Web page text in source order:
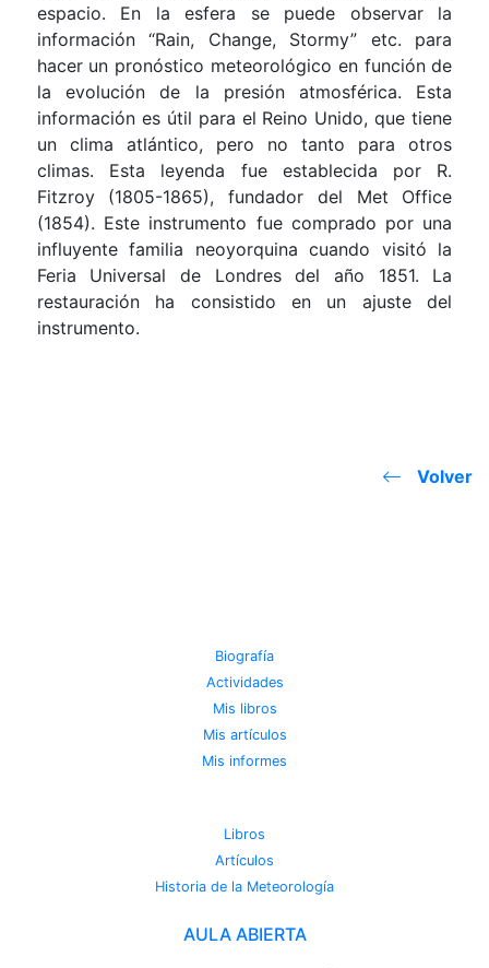
espacio. En la esfera se puede observar la
información “Rain, Change, Stormy” etc. para
hacer un pronóstico meteorológico en función de
la evolución de la presión atmosférica. Esta
información es útil para el Reino Unido, que tiene
un clima atlántico, pero no tanto para otros
climas. Esta leyenda fue establecida por R.
Fitzroy (1805-1865), fundador del Met Office
(1854). Este instrumento fue comprado por una
influyente familia neoyorquina cuando visitó la
Feria Universal de Londres del año 1851. La
restauración ha consistido en un ajuste del
instrumento.
Volver
Biografía
Actividades
Mis libros
Mis artículos
Mis informes
Libros
Artículos
Historia de la Meteorología
AULA ABIERTA